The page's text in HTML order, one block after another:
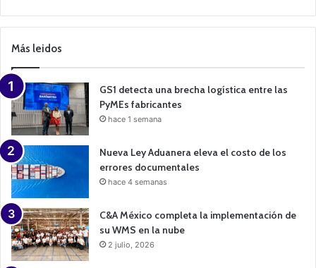
a
m
a
n
Más leidos
GS1 detecta una brecha logística entre las
PyMEs fabricantes
hace 1 semana
Nueva Ley Aduanera eleva el costo de los
errores documentales
hace 4 semanas
C&A México completa la implementación de
su WMS en la nube
2 julio, 2026